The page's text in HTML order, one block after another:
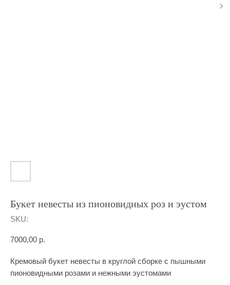
Букет невесты из пионовидных роз и эустом
SKU:
7000,00 р.
Кремовый букет невесты в круглой сборке с пышными
пионовидными розами и нежными эустомами